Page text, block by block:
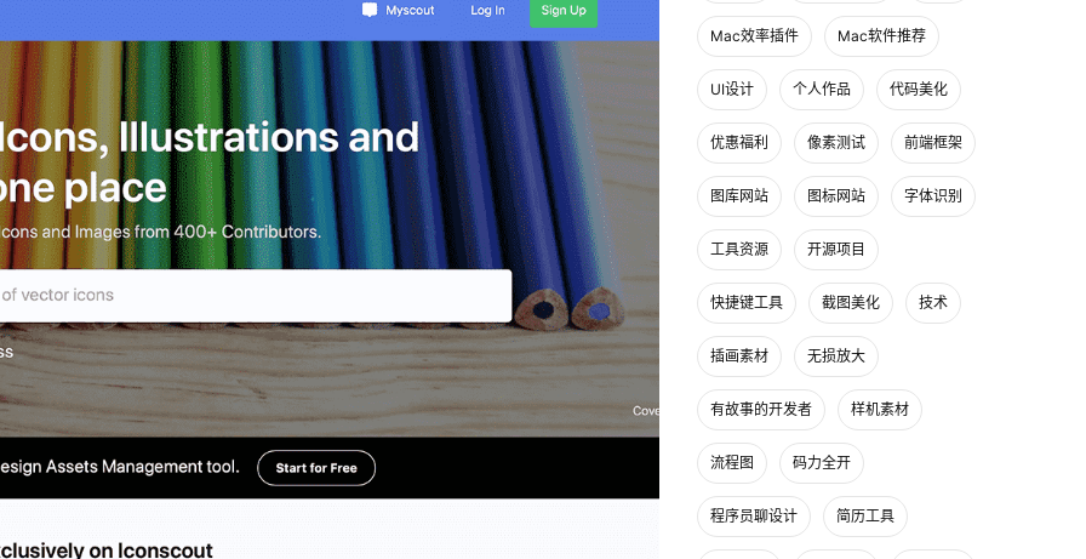
Mac效率插件 Mac软件推荐
UI设计 个人作品 代码美化
优惠福利 像素测试 前端框架
图库网站 图标网站 字体识别
工具资源 开源项目
快捷键工具 截图美化 技术
插画素材 无损放大
有故事的开发者 样机素材
流程图 码力全开
程序员聊设计 简历工具